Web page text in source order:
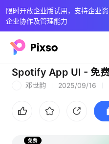
限时开放企业版试用，支持企业
企业协作及管理能力
Spotify App UI - 免
邓世韵 2025/09/16